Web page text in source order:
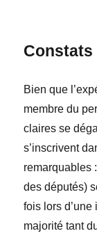
Constats
Bien que
membre du
claires se
s’inscrivent
remarquables
des députés)
fois lors
majorité tant